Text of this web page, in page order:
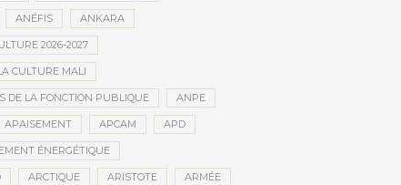
ANÉFIS ANKARA
2026-2027
CULTURE MALI
DE LA FONCTION PUBLIQUE ANPE
APAISEMENT APCAM APD
ÉNERGÉTIQUE
ARCTIQUE ARISTOTE ARMÉE